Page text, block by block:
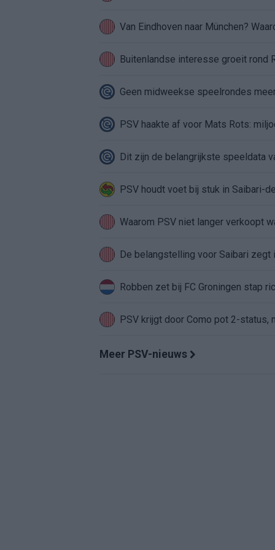
Van Eindhoven naar München?
Buitenlandse interesse groeit rond
Geen midweekse speelrondes
PSV haakte af voor Mats Rots:
Dit zijn de belangrijkste speeldata
PSV houdt voet bij stuk in Saibari-
Waarom PSV niet langer verkoopt
De belangstelling voor Saibari
Robben zet bij FC Groningen stap
PSV krijgt door Como pot 2-status,
Meer PSV-nieuws